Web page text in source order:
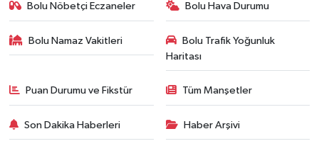
Bolu Nöbetçi Eczaneler Bolu Hava Durumu
Bolu Namaz Vakitleri
Bolu Trafik Yoğunluk
Haritası
Puan Durumu ve Fikstür Tüm Manşetler
Son Dakika Haberleri Haber Arşivi